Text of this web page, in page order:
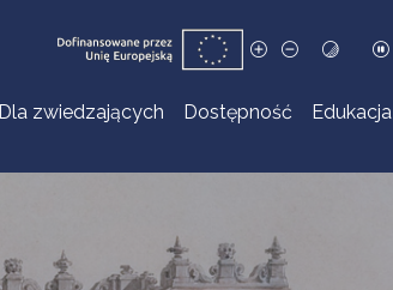
Dla zwiedzających Dostępność Edukacja